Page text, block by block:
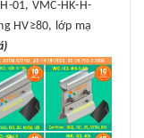
01, VMC-HK-H-
HV≥80, lớp mạ